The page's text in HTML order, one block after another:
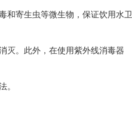
和寄生虫等微生物，保证饮用水卫
灭。此外，在使用紫外线消毒器
。